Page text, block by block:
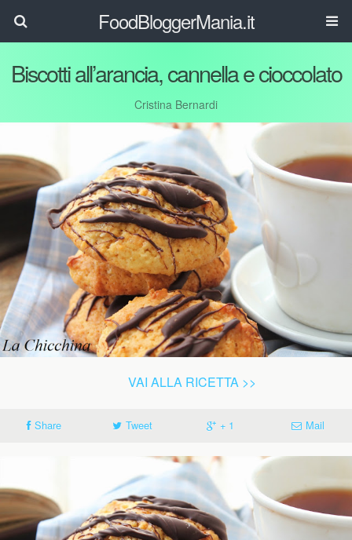
FoodBloggerMania.it
Biscotti all’arancia, cannella e cioccolato
Cristina Bernardi
VAI ALLA RICETTA >>
Share Tweet + 1 Mail